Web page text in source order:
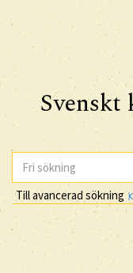
Till avancerad sökning